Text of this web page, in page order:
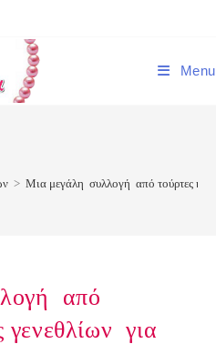
Menu
> Μια μεγάλη συλλογή από τούρτες και
από
γενεθλίων για